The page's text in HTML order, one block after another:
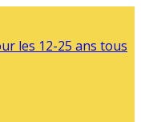
les 12-25 ans tous